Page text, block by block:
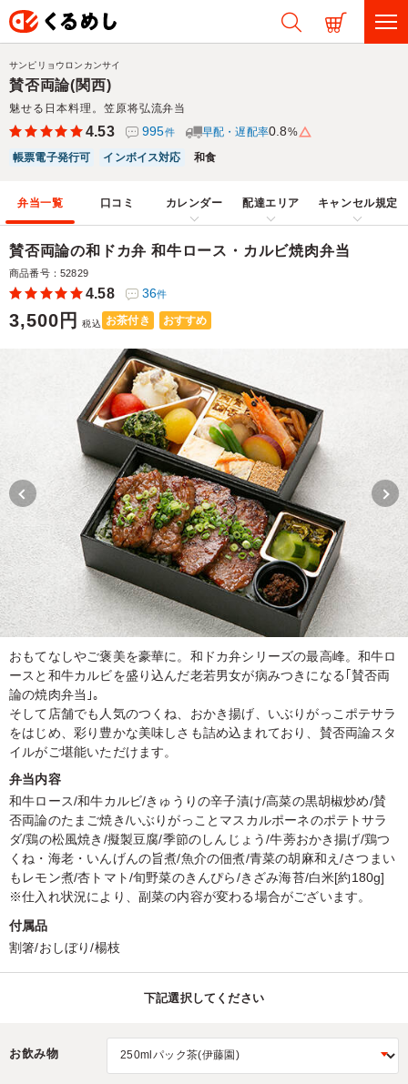
賛否両論(関西)
魅せる日本料理。笠原将弘流弁当
サンピリョウロンカンサイ
4.53 995件 早配・遅配率0.8%
帳票電子発行可
インボイス対応 和食
弁当一覧 口コミ カレンダー 配達エリア キャンセル規定
賛否両論の和ドカ弁 和牛ロース・カルビ焼肉弁当
商品番号：52829
4.58 36件
3,500円 税込 お茶付き おすすめ
おもてなしやご褒美を豪華に。和ドカ弁シリーズの最高峰。和牛ロ
ースと和牛カルビを盛り込んだ老若男女が病みつきになる｢賛否両
論の焼肉弁当｣。
そして店舗でも人気のつくね、おかき揚げ、いぶりがっこポテサラ
をはじめ、彩り豊かな美味しさも詰め込まれており、賛否両論スタ
イルがご堪能いただけます。
弁当内容
和牛ロース/和牛カルビ/きゅうりの辛子漬け/高菜の黒胡椒炒め/賛
否両論のたまご焼き/いぶりがっことマスカルポーネのポテトサラ
ダ/鶏の松風焼き/擬製豆腐/季節のしんじょう/牛蒡おかき揚げ/鶏つ
くね・海老・いんげんの旨煮/魚介の佃煮/青菜の胡麻和え/さつまい
もレモン煮/杏トマト/旬野菜のきんぴら/きざみ海苔/白米[約180g]
※仕入れ状況により、副菜の内容が変わる場合がございます。
付属品
割箸/おしぼり/楊枝
下記選択してください
お飲み物